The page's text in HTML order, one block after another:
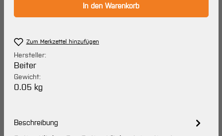
In den Warenkorb
Zum Merkzettel hinzufügen
Hersteller:
Beiter
Gewicht:
0.05 kg
Beschreibung